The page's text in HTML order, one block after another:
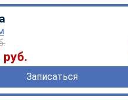
Записаться